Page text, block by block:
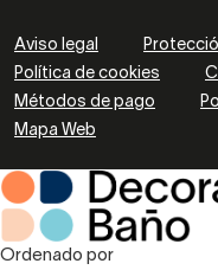
Aviso legal
Política de cookies
Métodos de pago
Mapa Web
Ordenado por